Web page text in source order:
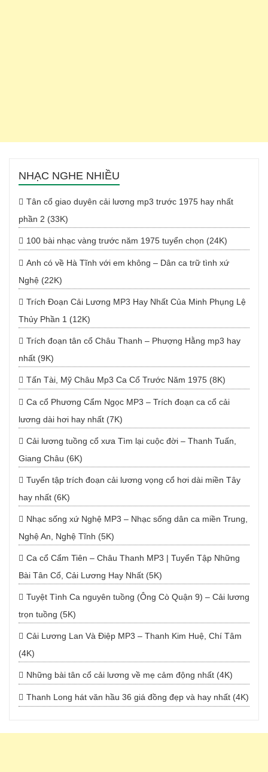
NHẠC NGHE NHIỀU
Tân cổ giao duyên cải lương mp3 trước 1975 hay nhất
phần 2 (33K)
100 bài nhạc vàng trước năm 1975 tuyển chọn (24K)
Anh có về Hà Tĩnh với em không – Dân ca trữ tình xứ
Nghệ (22K)
Trích Đoạn Cải Lương MP3 Hay Nhất Của Minh Phụng Lệ
Thủy Phần 1 (12K)
Trích đoạn tân cổ Châu Thanh – Phượng Hằng mp3 hay
nhất (9K)
Tấn Tài, Mỹ Châu Mp3 Ca Cổ Trước Năm 1975 (8K)
Ca cổ Phương Cẩm Ngọc MP3 – Trích đoạn ca cổ cải
lương dài hơi hay nhất (7K)
Cải lương tuồng cổ xưa Tìm lại cuộc đời – Thanh Tuấn,
Giang Châu (6K)
Tuyển tập trích đoạn cải lương vọng cổ hơi dài miền Tây
hay nhất (6K)
Nhạc sống xứ Nghệ MP3 – Nhạc sống dân ca miền Trung,
Nghệ An, Nghệ Tĩnh (5K)
Ca cổ Cẩm Tiên – Châu Thanh MP3 | Tuyển Tập Những
Bài Tân Cổ, Cải Lương Hay Nhất (5K)
Tuyệt Tình Ca nguyên tuồng (Ông Cò Quận 9) – Cải lương
trọn tuồng (5K)
Cải Lương Lan Và Điệp MP3 – Thanh Kim Huệ, Chí Tâm
(4K)
Những bài tân cổ cải lương về mẹ cảm động nhất (4K)
Thanh Long hát văn hầu 36 giá đồng đẹp và hay nhất (4K)